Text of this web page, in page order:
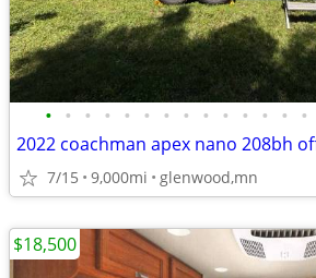
• • • • • • • • • • • • • •
2022 coachman apex nano 208bh
7/15 9,000mi glenwood,mn
$18,500